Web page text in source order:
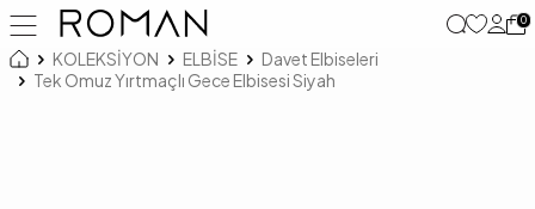
0
KOLEKSİYON ELBİSE
Davet Elbiseleri
Tek Omuz Yırtmaçlı Gece Elbisesi Siyah